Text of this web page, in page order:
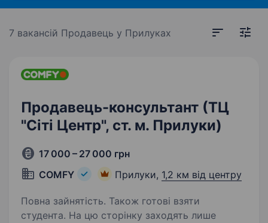
7 вакансій Продавець у Прилуках
Продавець-консультант (ТЦ
"Сіті Центр", ст. м. Прилуки)
17 000 – 27 000 грн
COMFY
Прилуки, 1,2 км від центру
Повна зайнятість. Також готові взяти
студента. На цю сторінку заходять лише